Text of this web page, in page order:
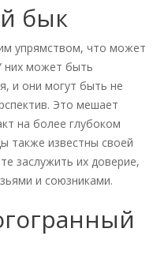
бык
упрямством, что может
них может быть
и они могут быть не
Это мешает
на более глубоком
также известны своей
заслужить их доверие,
и союзниками.